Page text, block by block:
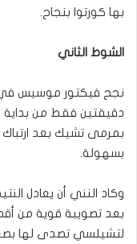
بها كورتوا بنجاح.
الشوط الثاني
نجح فيكتور موسيس
دقيقتين فقط من بداية
بمرمى تشيك بعد ارتباك
بسهولة.
بعد تصويبة قوية من
لتشيلسي تصدى لها